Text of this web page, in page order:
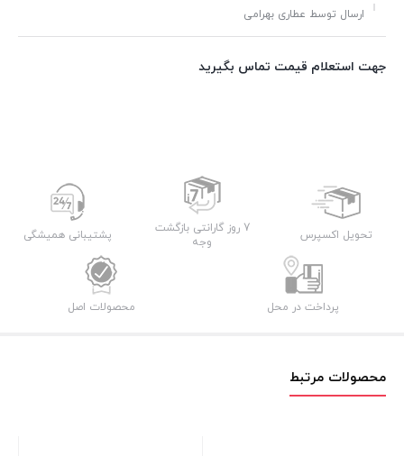
ارسال توسط عطاری بهرامی
جهت استعلام قیمت تماس بگیرید
تحویل اکسپرس
7 روز گارانتی بازگشت
وجه
پشتیبانی همیشگی
پرداخت در محل محصولات اصل
محصولات مرتبط